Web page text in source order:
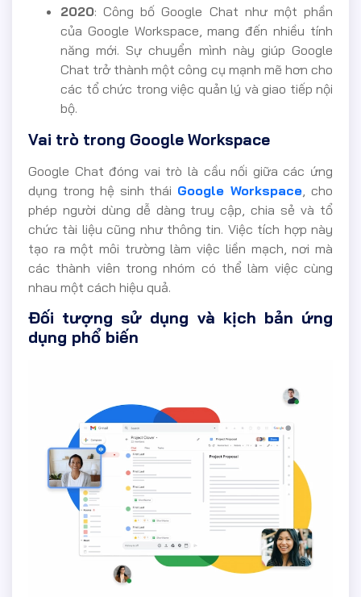
2020: Công bố Google Chat như một phần
của Google Workspace, mang đến nhiều tính
năng mới. Sự chuyển mình này giúp Google
Chat trở thành một công cụ mạnh mẽ hơn cho
các tổ chức trong việc quản lý và giao tiếp nội
bộ.
Vai trò trong Google Workspace
Google Chat đóng vai trò là cầu nối giữa các ứng
dụng trong hệ sinh thái Google Workspace , cho
phép người dùng dễ dàng truy cập, chia sẻ và tổ
chức tài liệu cũng như thông tin. Việc tích hợp này
tạo ra một môi trường làm việc liền mạch, nơi mà
các thành viên trong nhóm có thể làm việc cùng
nhau một cách hiệu quả.
Đối tượng sử dụng và kịch bản ứng
dụng phổ biến